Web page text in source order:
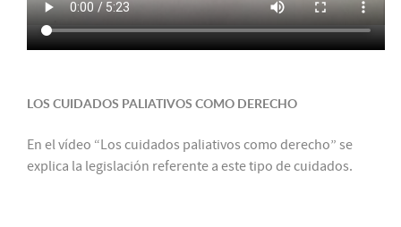
LOS CUIDADOS PALIATIVOS COMO DERECHO
En el vídeo “Los cuidados paliativos como derecho” se
explica la legislación referente a este tipo de cuidados.